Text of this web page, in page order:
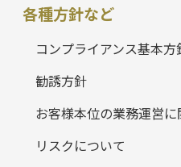
各種方針など
コンプライアンス基本方
勧誘方針
お客様本位の業務運営
リスクについて